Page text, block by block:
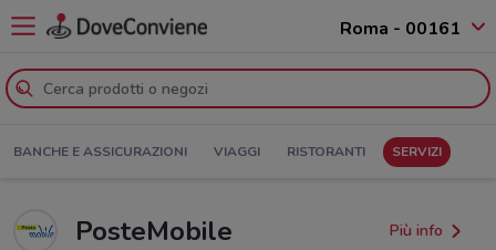
Roma - 00161
BANCHE E ASSICURAZIONI VIAGGI RISTORANTI SERVIZI
PosteMobile Più info